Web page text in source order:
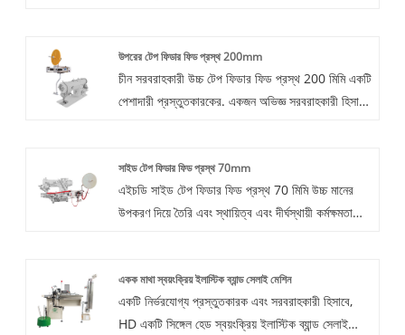
নিশ্চিত করার জন্য HD ডিভাইসগুলি কঠোর পরীক্ষার মধ্য দিয়ে
যায়৷ আমরা আপনার নির্দিষ্ট সেলাইয়ের প্রয়োজনীয়তার জন্য
ডিভাইসের ব্যবহার অপ্টিমাইজ করতে আপনাকে সহায়তা করার
উপরের টেপ ফিডার ফিড প্রস্থ 200mm
চীন সরবরাহকারী উচ্চ টেপ ফিডার ফিড প্রস্থ 200 মিমি একটি
পেশাদারী প্রস্তুতকারকের. একজন অভিজ্ঞ সরবরাহকারী হিসাবে,
200 মিমি চওড়া পর্যন্ত টেপ বা উপাদান বাহককে
নির্ভরযোগ্যভাবে পরিচালনা করতে সক্ষম একটি উন্নত নকশা
এবং নির্ভরযোগ্য প্রক্রিয়া রয়েছে। আমরা এই সরবরাহকারীর
প্রতিযোগিতামূলক দামের জন্য সুপরিচিত। আপনি একটি নতুন
সরবরাহকারী খুঁজছেন বা আপনার উত্পাদন ক্ষমতা প্রসারিত হোক
না কেন, আমরা বিশ্বাস করি আমাদের চীনা সরবরাহকারীরা
সাইড টেপ ফিডার ফিড প্রস্থ 70mm
এইচডি সাইড টেপ ফিডার ফিড প্রস্থ 70 মিমি উচ্চ মানের
উপকরণ দিয়ে তৈরি এবং স্থায়িত্ব এবং দীর্ঘস্থায়ী কর্মক্ষমতা
হয়েছে, যাতে বিরামহীন অপারেশন এবং ন্যূনতম ব্যাঘাত ঘটতে
পারে।
একক মাথা স্বয়ংক্রিয় ইলাস্টিক ব্যান্ড সেলাই মেশিন
একটি নির্ভরযোগ্য প্রস্তুতকারক এবং সরবরাহকারী হিসাবে,
HD একটি সিঙ্গেল হেড স্বয়ংক্রিয় ইলাস্টিক ব্যান্ড সেলাই